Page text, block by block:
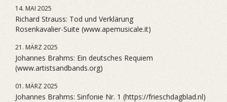
14. MAI 2025
Richard Strauss: Tod und Verklärung
Rosenkavalier-Suite (www.apemusicale.it)
21. MÄRZ 2025
Johannes Brahms: Ein deutsches Requiem
(www.artistsandbands.org)
01. MÄRZ 2025
Johannes Brahms: Sinfonie Nr. 1 (https://frieschdagblad.nl)